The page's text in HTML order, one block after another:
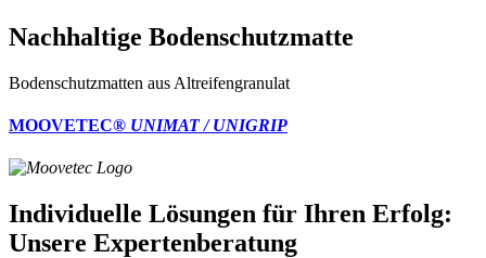
Nachhaltige Bodenschutzmatte
Bodenschutzmatten aus Altreifengranulat
MOOVETEC® UNIMAT / UNIGRIP
Individuelle Lösungen für Ihren Erfolg:
Unsere Expertenberatung